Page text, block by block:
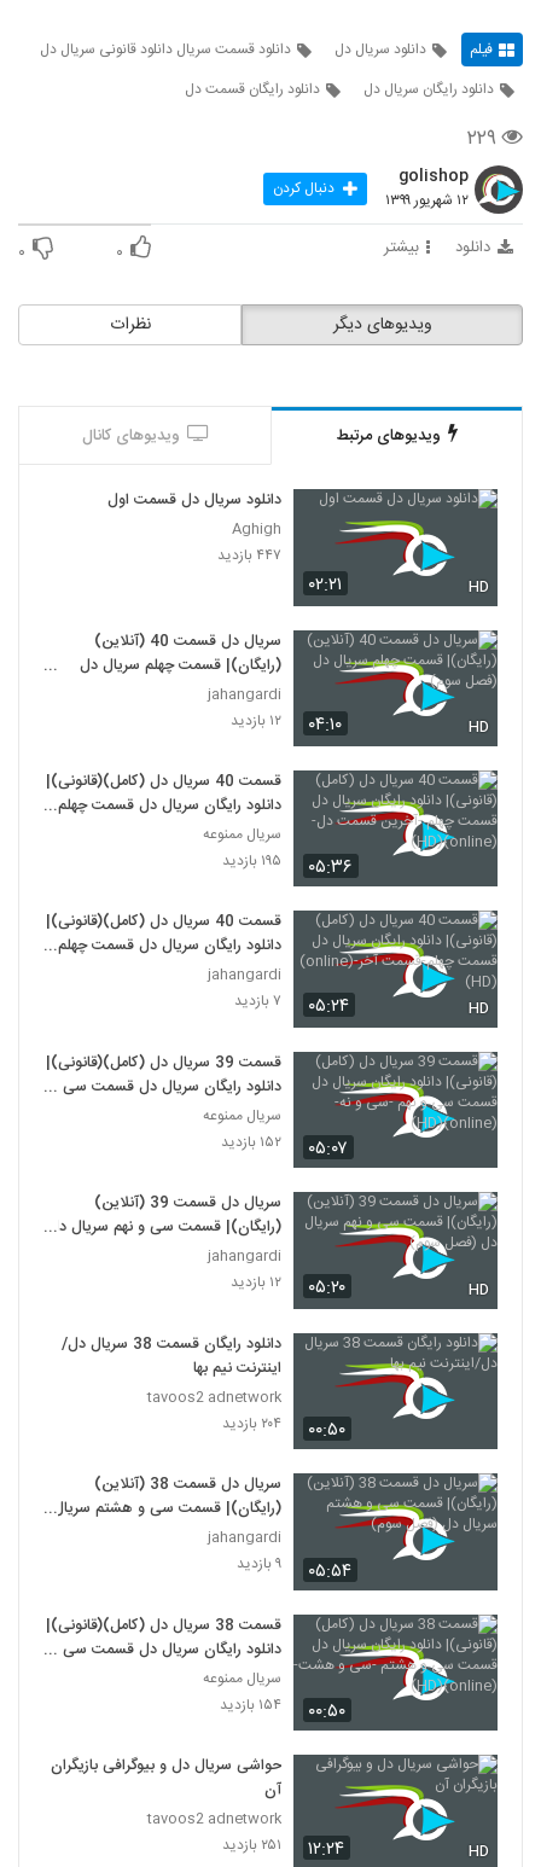
فیلم دانلود سریال دل
دانلود قسمت سریال دانلود قانونی سریال دل
دانلود رایگان سریال دل
دانلود رایگان قسمت دل
۲۲۹
golishop
۱۲ شهریور ۱۳۹۹ دنبال کردن
دانلود بیشتر ۰ ۰
نظرات ویدیوهای دیگر
ویدیوهای مرتبط ویدیوهای کانال
۰۲:۲۱ HD
دانلود سریال دل قسمت اول
Aghigh
۴۴۷ بازدید
۰۴:۱۰ HD
سریال دل قسمت 40 (آنلاین)
(رایگان)| قسمت چهلم سریال دل
(فصل سوم)
jahangardi
۱۲ بازدید
۰۵:۳۶
قسمت 40 سریال دل (کامل)(قانونی)|
دانلود رایگان سریال دل قسمت چهلم
-آخرین قسمت دل-(online)(HD)
سریال ممنوعه
۱۹۵ بازدید
۰۵:۲۴ HD
قسمت 40 سریال دل (کامل)(قانونی)|
دانلود رایگان سریال دل قسمت چهلم-
قسمت آخر-(online)(HD)
jahangardi
۷ بازدید
۰۵:۰۷
قسمت 39 سریال دل (کامل)(قانونی)|
دانلود رایگان سریال دل قسمت سی و
نهم -سی و نه-(online)(HD)
سریال ممنوعه
۱۵۲ بازدید
۰۵:۲۰ HD
سریال دل قسمت 39 (آنلاین)
(رایگان)| قسمت سی و نهم سریال دل
(فصل سوم)
jahangardi
۱۲ بازدید
۰۰:۵۰
دانلود رایگان قسمت 38 سریال دل/
اینترنت نیم بها
tavoos2 adnetwork
۲۰۴ بازدید
۰۵:۵۴
سریال دل قسمت 38 (آنلاین)
(رایگان)| قسمت سی و هشتم سریال
دل (فصل سوم)
jahangardi
۹ بازدید
۰۰:۵۰
قسمت 38 سریال دل (کامل)(قانونی)|
دانلود رایگان سریال دل قسمت سی و
هشتم -سی و هشت-(online)(HD)
سریال ممنوعه
۱۵۴ بازدید
۱۲:۲۴ HD
حواشی سریال دل و بیوگرافی بازیگران
آن
tavoos2 adnetwork
۲۵۱ بازدید